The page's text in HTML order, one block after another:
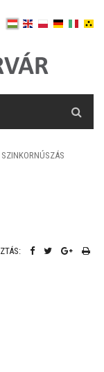
SZINKORNÚSZÁS